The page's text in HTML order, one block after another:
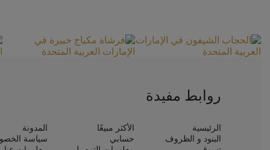
روابط مفيدة
الرئيسية الأكثر مبيعًا
المدونة
البنود و الظروف
حسابي
سياسة